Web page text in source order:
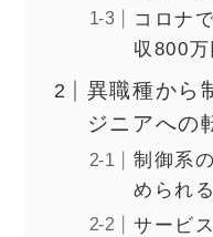
コロナ
収800
異職種から
ジニアへの
制御系
められ
サービ